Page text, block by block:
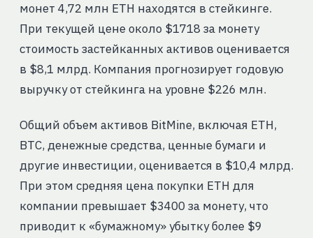
монет 4,72 млн ETH находятся в стейкинге.
При текущей цене около $1718 за монету
стоимость застейканных активов оценивается
в $8,1 млрд. Компания прогнозирует годовую
выручку от стейкинга на уровне $226 млн.
Общий объем активов BitMine, включая ETH,
BTC, денежные средства, ценные бумаги и
другие инвестиции, оценивается в $10,4 млрд.
При этом средняя цена покупки ETH для
компании превышает $3400 за монету, что
приводит к «бумажному» убытку более $9